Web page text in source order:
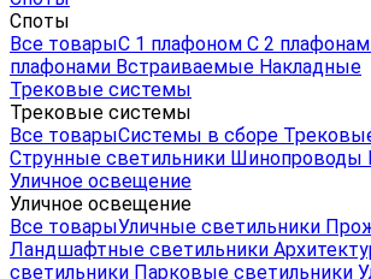
Споты
Все товарыС 1 плафоном С 2
плафонами Встраиваемые Накладные
Трековые системы
Трековые системы
Все товарыСистемы в сборе
Струнные светильники Шинопроводы
Уличное освещение
Уличное освещение
Все товарыУличные светильники
Ландшафтные светильники
светильники Парковые светильники